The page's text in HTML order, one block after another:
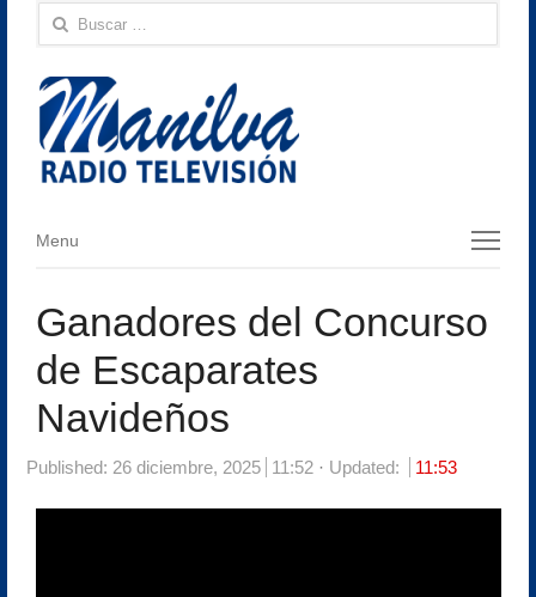
Buscar:
Menu
Menu
Ganadores del Concurso
de Escaparates
Navideños
Published: 26 diciembre, 2025 11:52 Updated: 11:53